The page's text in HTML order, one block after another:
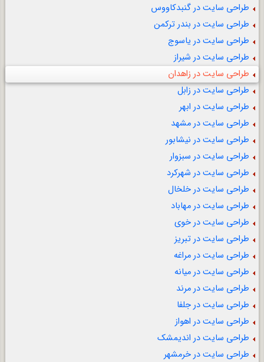
طراحی سایت در گنبدکاووس
طراحی سایت در بندر ترکمن
طراحی سایت در یاسوج
طراحی سایت در شیراز
طراحی سایت در زاهدان
طراحی سایت در زابل
طراحی سایت در ابهر
طراحی سایت در مشهد
طراحی سایت در نیشابور
طراحی سایت در سبزوار
طراحی سایت در شهرکرد
طراحی سایت در خلخال
طراحی سایت در مهاباد
طراحی سایت در خوی
طراحی سایت در تبریز
طراحی سایت در مراغه
طراحی سایت در میانه
طراحی سایت در مرند
طراحی سایت در جلفا
طراحی سایت در اهواز
طراحی سایت در اندیمشک
طراحی سایت در خرمشهر